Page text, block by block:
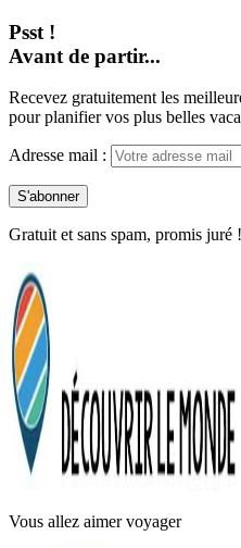
Psst !
Avant de partir...
Recevez gratuitement les
pour planifier vos plus belles
Adresse mail :
Gratuit et sans spam, promis juré !
Vous allez aimer voyager